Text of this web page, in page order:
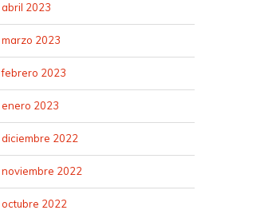
abril 2023
marzo 2023
febrero 2023
enero 2023
diciembre 2022
noviembre 2022
octubre 2022